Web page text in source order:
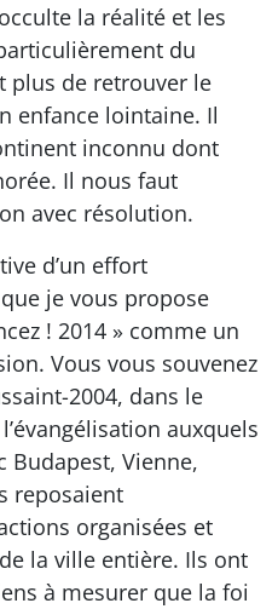
la réalité et les
du
plus de retrouver le
enfance lointaine. Il
inconnu dont
Il nous faut
avec résolution.
d’un effort
je vous propose
! 2014 » comme un
Vous vous souvenez
2004, dans le
auxquels
Budapest, Vienne,
reposaient
organisées et
la ville entière. Ils ont
à mesurer que la foi